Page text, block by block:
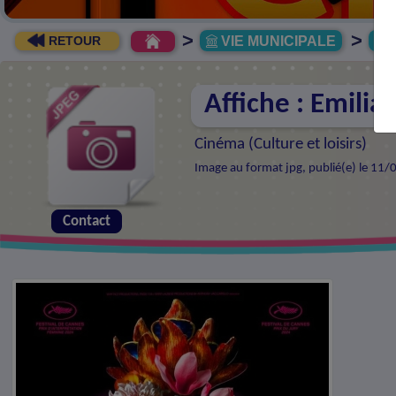
RETOUR > VIE MUNICIPALE >
Affiche : Emilia
Cinéma (Culture et loisirs)
Image au format jpg, publié(e) le
Contact